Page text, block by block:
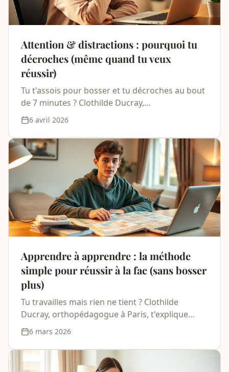
Attention & distractions : pourquoi tu
décroches (même quand tu veux
réussir)
Tu t'assois pour bosser et tu décroches au bout
de 7 minutes ? Clothilde Ducray,
orthopédagogue à Paris, t'explique pourquoi et
te donne 4 leviers concrets pour reconnecter
ton focus.
6 avril 2026
Apprendre à apprendre : la méthode
simple pour réussir à la fac (sans bosser
plus)
Tu travailles mais rien ne tient ? Clothilde
Ducray, orthopédagogue à Paris, t'explique
comment apprendre efficacement à la fac grâce
à 4 leviers concrets et un protocole en 3 jours.
6 mars 2026